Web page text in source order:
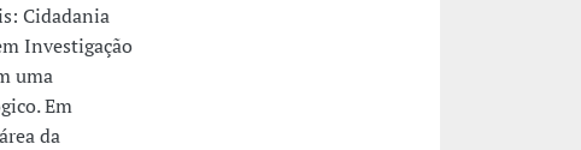
Cidadania
Investigação
uma
Em
da